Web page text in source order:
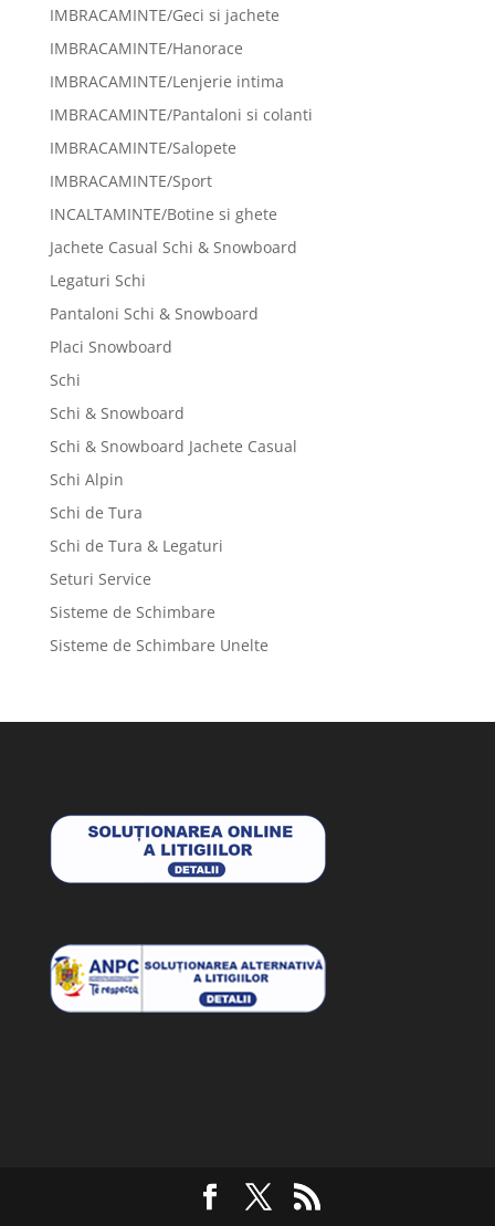
IMBRACAMINTE/Geci si jachete
IMBRACAMINTE/Hanorace
IMBRACAMINTE/Lenjerie intima
IMBRACAMINTE/Pantaloni si colanti
IMBRACAMINTE/Salopete
IMBRACAMINTE/Sport
INCALTAMINTE/Botine si ghete
Jachete Casual Schi & Snowboard
Legaturi Schi
Pantaloni Schi & Snowboard
Placi Snowboard
Schi
Schi & Snowboard
Schi & Snowboard Jachete Casual
Schi Alpin
Schi de Tura
Schi de Tura & Legaturi
Seturi Service
Sisteme de Schimbare
Sisteme de Schimbare Unelte